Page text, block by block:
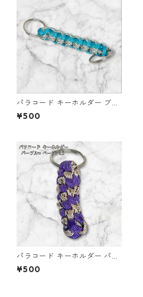
パラコード キーホルダー ブル
ー グレー ホワイト 編み込み s
36 アウトドア
¥500
パラコード キーホルダー パー
プル ベージュ系 編み込み s34
¥500